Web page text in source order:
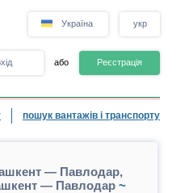
Україна укр
або Реєстрація
пошук вантажів і транспорту
— Павлодар,
— Павлодар~